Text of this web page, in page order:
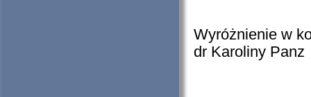
Wyróżnienie w
dr Karoliny Panz